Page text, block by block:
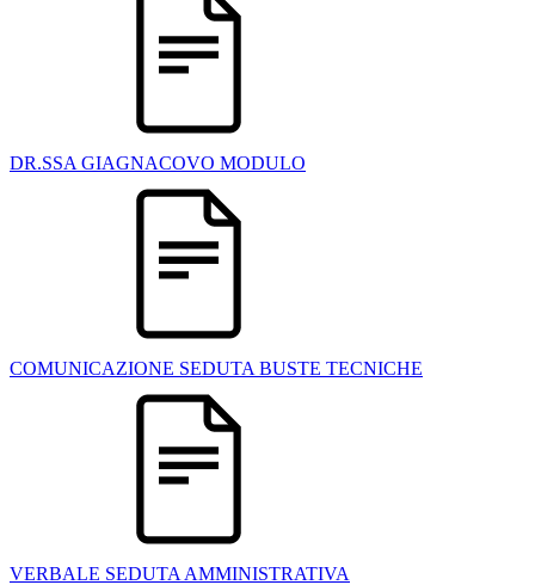
DR.SSA GIAGNACOVO MODULO
COMUNICAZIONE SEDUTA BUSTE TECNICHE
VERBALE SEDUTA AMMINISTRATIVA